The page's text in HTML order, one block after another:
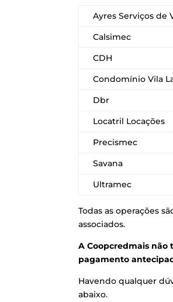
Ayres Serviços de
Calsimec
CDH
Condomínio Vila
Dbr
Locatril Locações
Precismec
Savana
Ultramec
Todas as operações
associados.
A Coopcredmais
pagamento
Havendo qualquer
abaixo.